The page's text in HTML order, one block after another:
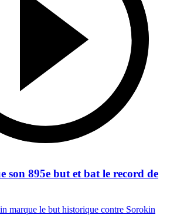
son 895e but et bat le record de
marque le but historique contre Sorokin